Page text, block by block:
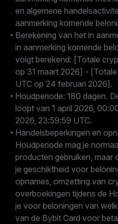
en algemene
aanmerking komende
Berekening van het in
in aanmerking komende
volgt berekend: [Totale
op 31 maart 2026] -
UTC op 24 februari 2026].
Houdperiode: 180 dagen.
loopt van 1 april 2026,
2026, 23:59:59 UTC.
Handelsbeperkingen en
Houdperiode mag je
producten gebruiken, maar
je geschiktheid voor
opnames, omzetting van
overboekingen tijdens de
je voor beloningen van
van de Bybit Card voor